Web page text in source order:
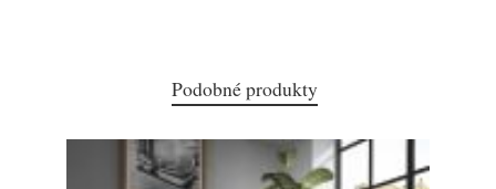
Podobné produkty